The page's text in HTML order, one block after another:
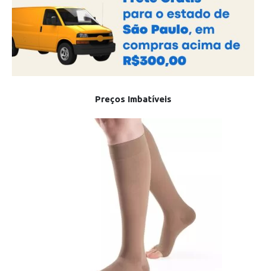
Preços Imbatíveis